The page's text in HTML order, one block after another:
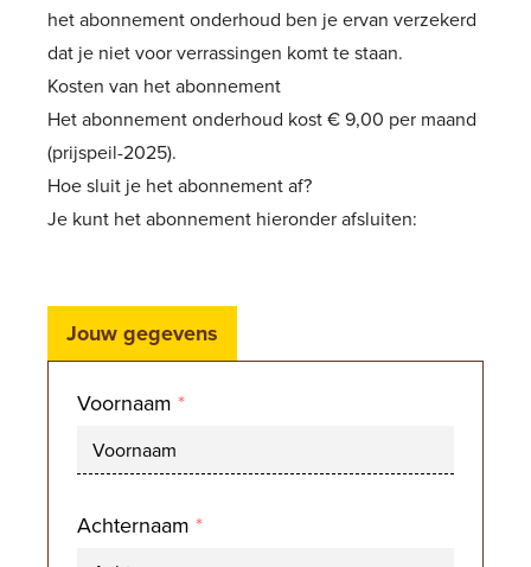
het abonnement onderhoud ben je ervan verzekerd
dat je niet voor verrassingen komt te staan.
Kosten van het abonnement
Het abonnement onderhoud kost € 9,00 per maand
(prijspeil-2025).
Hoe sluit je het abonnement af?
Je kunt het abonnement hieronder afsluiten:
Jouw gegevens
Voornaam *
Achternaam *